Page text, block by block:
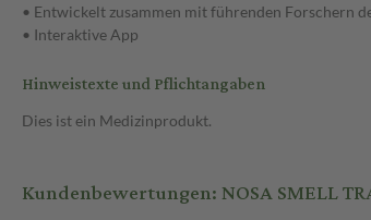
• Entwickelt zusammen mit führenden Forschern
• Interaktive App
Hinweistexte und Pflichtangaben
Dies ist ein Medizinprodukt.
Kundenbewertungen: NOSA SMELL